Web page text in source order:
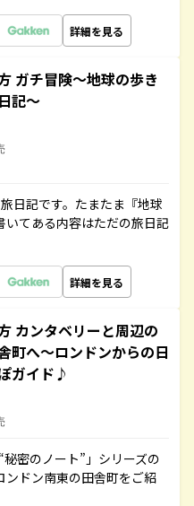
詳細を見る
ガチ冒険～地球の歩き
記～
日記です。たまたま『地球
てある内容はただの旅日記
詳細を見る
カンタベリーと周辺の
町へ～ロンドンからの日
ガイド♪
密のノート”」シリーズの
ドン南東の田舎町をご紹